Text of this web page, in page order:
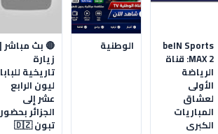
beIN Sports
MAX 2: قناة
الرياضة
الأولى
لعشاق
المباريات
الكبرى
الوطنية 🔴 بث مباشر |
زيارة
تاريخية للبابا
ليون الرابع
عشر إلى
الجزائر بحضور
تبون 🇩🇿